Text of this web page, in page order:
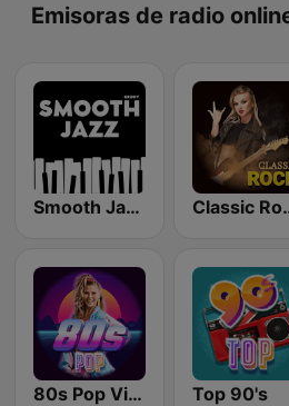
Emisoras de radio
Smooth Jazz - Groov
80s Pop Vibes Top 90's